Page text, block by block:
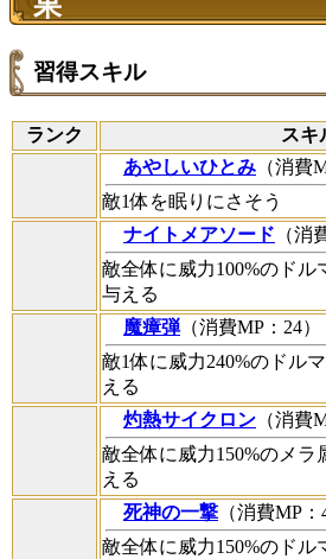
習得スキル
ランク
スキ
あやしいひとみ （消費
敵1体を眠りにさそう
ナイトメアソード （消
敵全体に威力100%のドル
与える
魔瘴弾（消費MP：24）
敵1体に威力240%のドル
える
灼熱サイクロン （消費
敵全体に威力150%のメ
える
死神の一撃 （消費MP：
敵全体に威力150%のドル